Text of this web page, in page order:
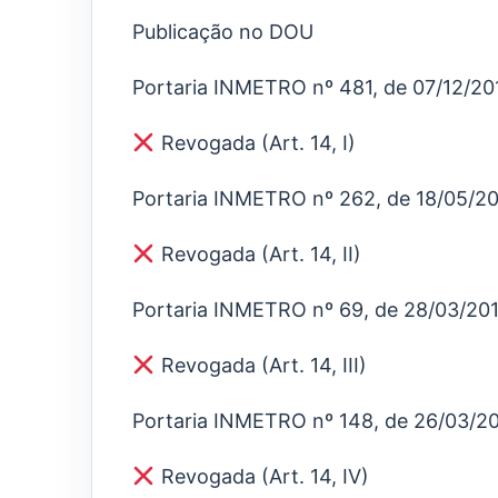
Publicação no DOU
Portaria INMETRO nº 481, de 07/12/
Revogada (Art. 14, I)
Portaria INMETRO nº 262, de 18/05/
Revogada (Art. 14, II)
Portaria INMETRO nº 69, de 28/03/
Revogada (Art. 14, III)
Portaria INMETRO nº 148, de 26/03/
Revogada (Art. 14, IV)